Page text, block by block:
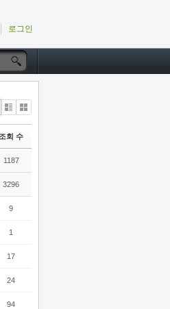
로그인
Zi
e
G
le
조회 수
1187
3296
9
1
17
24
94